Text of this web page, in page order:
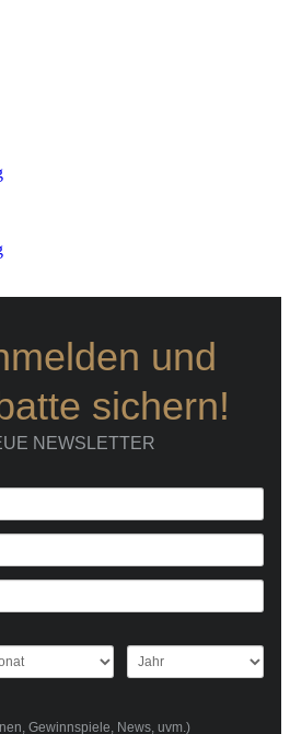
und
sichern!
NEWSLETTER
Gewinnspiele, News, uvm.)